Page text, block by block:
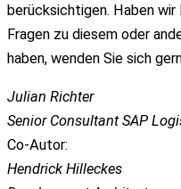
berücksichtigen. Haben
Fragen zu diesem oder
haben, wenden Sie sich
Julian Richter
Senior Consultant SAP
Co-Autor:
Hendrick Hilleckes